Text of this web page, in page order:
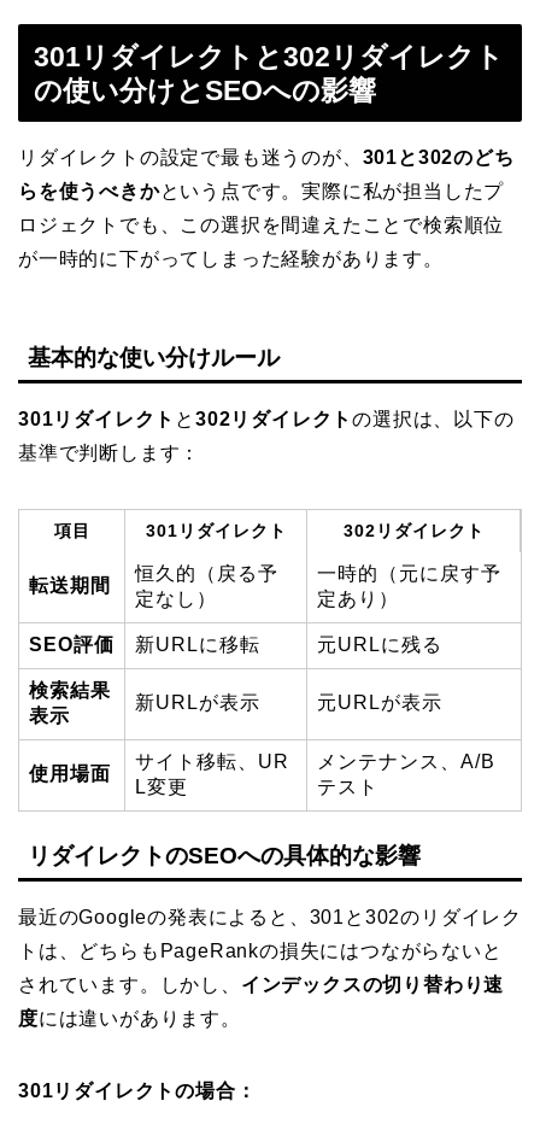
301リダイレクトと302リダイレクト
の使い分けとSEOへの影響
リダイレクトの設定で最も迷うのが、 301と302のどち
らを使うべきかという点です。実際に私が担当したプ
ロジェクトでも、この選択を間違えたことで検索順位
が一時的に下がってしまった経験があります。
基本的な使い分けルール
301リダイレクト と302リダイレクトの選択は、以下の
基準で判断します：
項目 301リダイレクト 302リダイレクト
転送期間
恒久的（戻る予
定なし）
一時的（元に戻す予
定あり）
SEO評価 新URLに移転 元URLに残る
検索結果
表示
新URLが表示 元URLが表示
使用場面
サイト移転、UR
L変更
メンテナンス、A/B
テスト
リダイレクトのSEOへの具体的な影響
最近のGoogleの発表によると、301と302のリダイレク
トは、どちらもPageRankの損失にはつながらないと
されています。しかし、 インデックスの切り替わり速
度には違いがあります。
301リダイレクトの場合：